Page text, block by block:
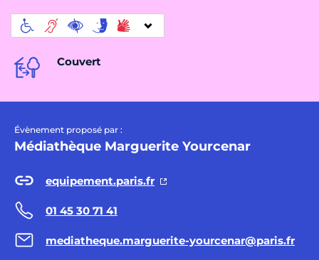
Couvert
Évènement proposé par :
Médiathèque Marguerite Yourcenar
equipement.paris.fr
01 45 30 71 41
mediatheque.marguerite-yourcenar@paris.fr